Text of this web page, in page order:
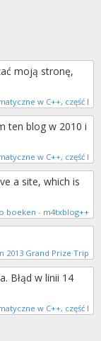
moją stronę,
w C++, część I
ten blog w 2010 i
w C++, część I
a site, which is
boeken - m4txblog++
2013 Grand Prize Trip
Błąd w linii 14
w C++, część I